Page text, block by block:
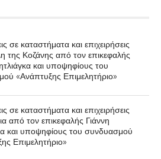
σε καταστήματα και επιχειρήσεις
της Κοζάνης από τον επικεφαλής
και υποψηφίους του
«Ανάπτυξης Επιμελητήριο»
σε καταστήματα και επιχειρήσεις
από τον επικεφαλής Γιάννη
και υποψηφίους του συνδυασμού
Επιμελητήριο»